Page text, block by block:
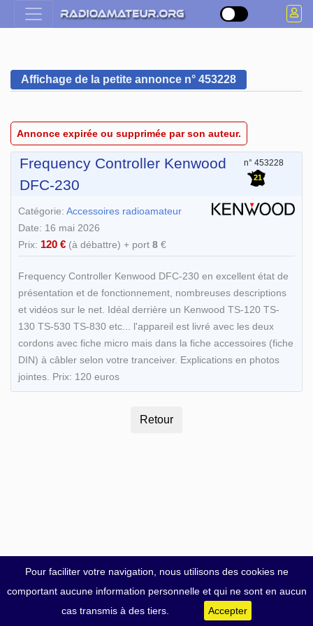
Pour faciliter votre navigation, nous utilisons des cookies ne
comportant aucune information personnelle et qui ne sont en aucun
cas transmis à des tiers.
Accepter
Affichage de la petite annonce n° 453228
Annonce expirée ou supprimée par son auteur.
Frequency Controller Kenwood
DFC-230
n° 453228
21
Catégorie: Accessoires radioamateur
Date: 16 mai 2026
Prix: 120 € (à débattre) + port 8€
Frequency Controller Kenwood DFC-230 en excellent état de
présentation et de fonctionnement, nombreuses descriptions
et vidéos sur le net. Idéal derrière un Kenwood TS-120 TS-
130 TS-530 TS-830 etc... l'appareil est livré avec les deux
cordons avec fiche micro mais dans la fiche accessoires (fiche
DIN) à câbler selon votre tranceiver. Explications en photos
jointes. Prix: 120 euros